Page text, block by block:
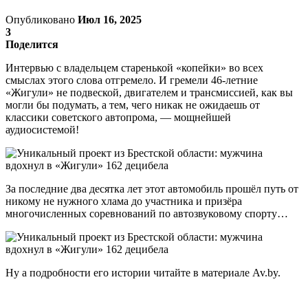
Опубликовано Июл 16, 2025
3
Поделится
Интервью с владельцем старенькой «копейки» во всех
смыслах этого слова отгремело. И гремели 46-летние
«Жигули» не подвеской, двигателем и трансмиссией, как вы
могли бы подумать, а тем, чего никак не ожидаешь от
классики советского автопрома, — мощнейшей
аудиосистемой!
За последние два десятка лет этот автомобиль прошёл путь от
никому не нужного хлама до участника и призёра
многочисленных соревнований по автозвуковому спорту…
Ну а подробности его истории читайте в материале Av.by.